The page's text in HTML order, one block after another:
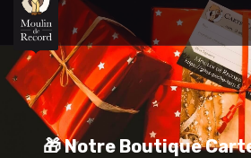
🎁 Notre Boutique